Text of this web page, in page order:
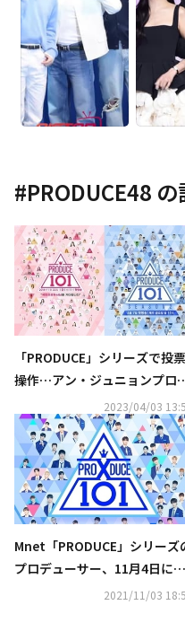
#PRODUCE48 の
「PRODUCE」シリーズで投票
操作…アン・ジュニョンプロ
ューサー、Mnetに再入社
2023/04/03
Mnet「PRODUCE」シリーズ
プロデューサー、11月4日に出
所…真相究明委員会は解散へ
2021/11/03